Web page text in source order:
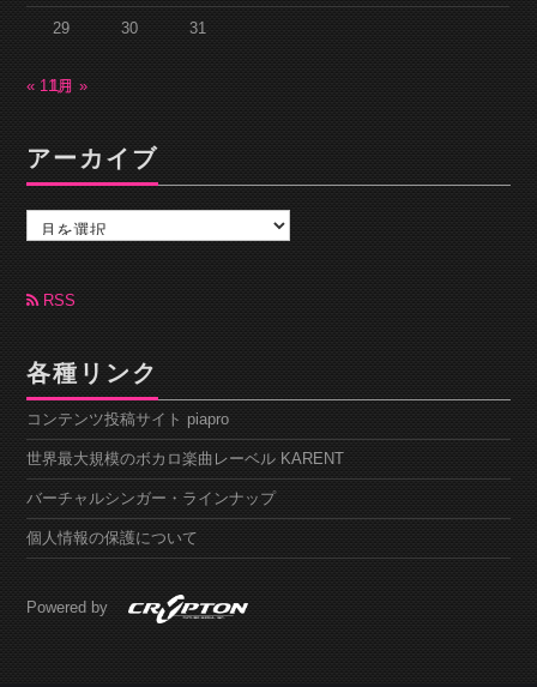
29 30 31
« 11月1月 »
アーカイブ
カ
ブ RSS
各種リンク
コンテンツ投稿サイト piapro
世界最大規模のボカロ楽曲レーベル KARENT
バーチャルシンガー・ラインナップ
個人情報の保護について
Powered by